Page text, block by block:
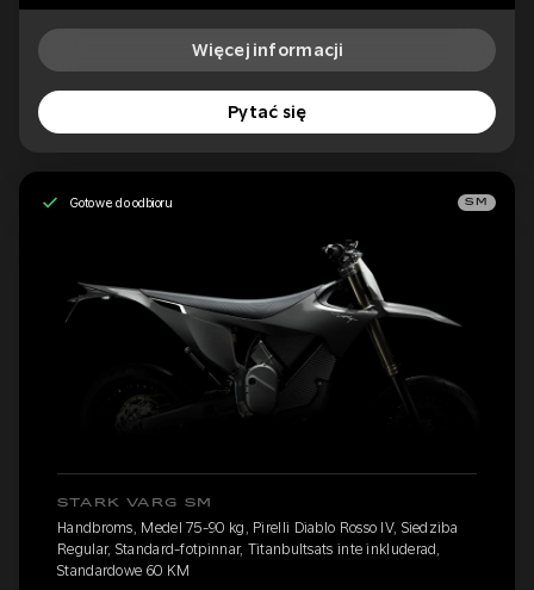
Więcej informacji
Pytać się
Gotowe do odbioru SM
STARK VARG SM
Handbroms, Medel 75-90 kg, Pirelli Diablo Rosso IV, Siedziba
Regular, Standard-fotpinnar, Titanbultsats inte inkluderad,
Standardowe 60 KM